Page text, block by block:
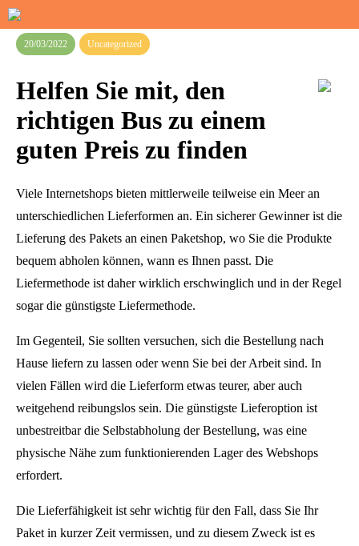
20/03/2022 Uncategorized
Helfen Sie mit, den
richtigen Bus zu einem
guten Preis zu finden
Viele Internetshops bieten mittlerweile teilweise ein Meer an
unterschiedlichen Lieferformen an. Ein sicherer Gewinner ist die
Lieferung des Pakets an einen Paketshop, wo Sie die Produkte
bequem abholen können, wann es Ihnen passt. Die
Liefermethode ist daher wirklich erschwinglich und in der Regel
sogar die günstigste Liefermethode.
Im Gegenteil, Sie sollten versuchen, sich die Bestellung nach
Hause liefern zu lassen oder wenn Sie bei der Arbeit sind. In
vielen Fällen wird die Lieferform etwas teurer, aber auch
weitgehend reibungslos sein. Die günstigste Lieferoption ist
unbestreitbar die Selbstabholung der Bestellung, was eine
physische Nähe zum funktionierenden Lager des Webshops
erfordert.
Die Lieferfähigkeit ist sehr wichtig für den Fall, dass Sie Ihr
Paket in kurzer Zeit vermissen, und zu diesem Zweck ist es